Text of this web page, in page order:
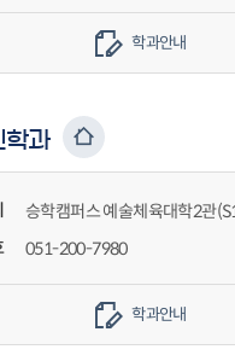
학과안내
학과
승학캠퍼스 예술체육대학2관
051-200-7980
학과안내